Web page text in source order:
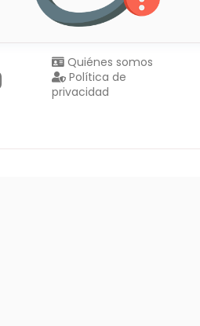
Quiénes somos
Política de
privacidad